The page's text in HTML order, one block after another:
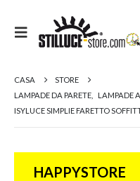
CASA
STORE
LAMPADE DA PARETE
LAMPADE
ISYLUCE SIMPLIE FARETTO
HAPPYSTORE